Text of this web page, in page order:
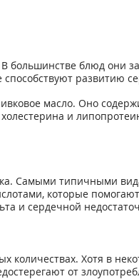
большинстве блюд
развитию
масло. Оно
и
Самыми типичными
которые
и сердечной
Хотя в
от